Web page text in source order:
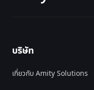
บริษัท
เกี่ยวกับ Amity Solutions